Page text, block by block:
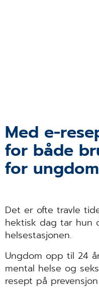
Med e-
for både
for
Det er ofte travle
hektisk dag tar hun
helsestasjonen.
Ungdom opp til 24
mental helse og
resept på